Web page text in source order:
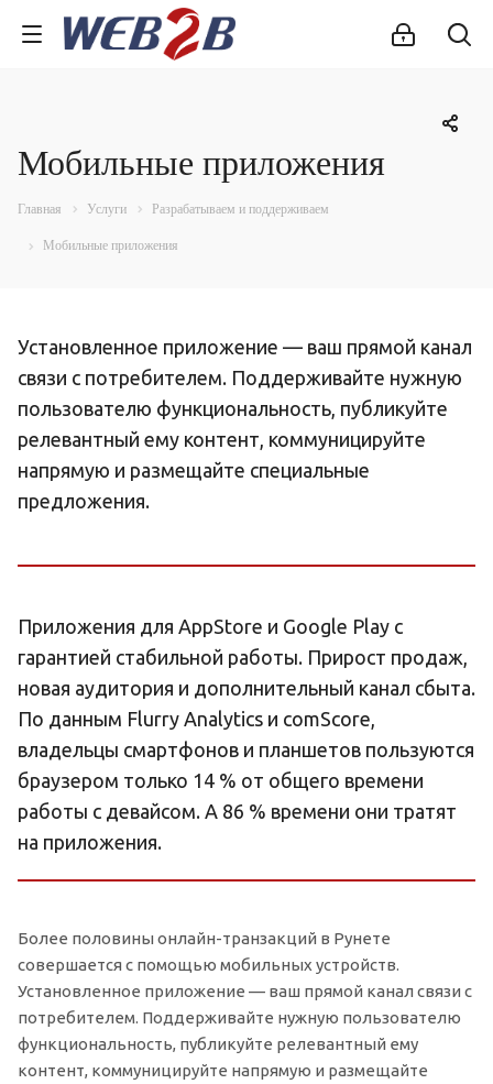
Мобильные приложения
Главная Услуги Разрабатываем и поддерживаем
Мобильные приложения
Установленное приложение — ваш прямой канал
связи с потребителем. Поддерживайте нужную
пользователю функциональность, публикуйте
релевантный ему контент, коммуницируйте
напрямую и размещайте специальные
предложения.
Приложения для AppStore и Google Play с
гарантией стабильной работы. Прирост продаж,
новая аудитория и дополнительный канал сбыта.
По данным Flurry Analytics и comScore,
владельцы смартфонов и планшетов пользуются
браузером только 14 % от общего времени
работы с девайсом. А 86 % времени они тратят
на приложения.
Более половины онлайн-транзакций в Рунете
совершается с помощью мобильных устройств.
Установленное приложение — ваш прямой канал связи с
потребителем. Поддерживайте нужную пользователю
функциональность, публикуйте релевантный ему
контент, коммуницируйте напрямую и размещайте